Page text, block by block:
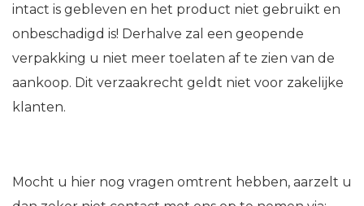
intact is gebleven en het product niet gebruikt en
onbeschadigd is! Derhalve zal een geopende
verpakking u niet meer toelaten af te zien van de
aankoop. Dit verzaakrecht geldt niet voor zakelijke
klanten.
Mocht u hier nog vragen omtrent hebben, aarzelt u